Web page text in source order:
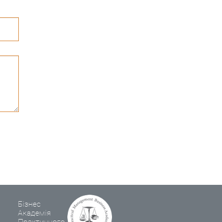
Бізнес
Академія